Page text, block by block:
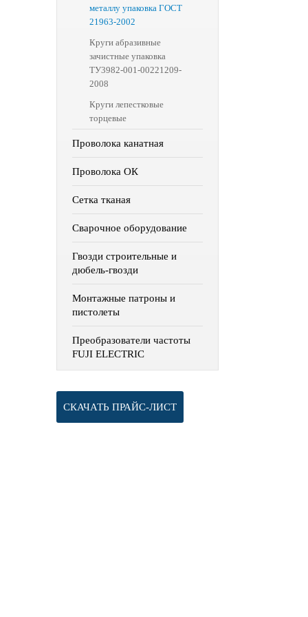
металлу упаковка ГОСТ
21963-2002
Круги абразивные
зачистные упаковка
ТУ3982-001-00221209-
2008
Круги лепестковые
торцевые
Проволока канатная
Проволока ОК
Сетка тканая
Сварочное оборудование
Гвозди строительные и
дюбель-гвозди
Монтажные патроны и
пистолеты
Преобразователи частоты
FUJI ELECTRIC
СКАЧАТЬ ПРАЙС-ЛИСТ